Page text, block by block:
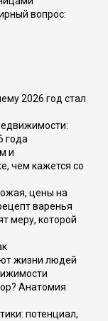
вопрос:
2026 год стал
года
и
чем кажется со
цены на
варенья
меру, которой
жизни людей
Анатомия
потенциал,